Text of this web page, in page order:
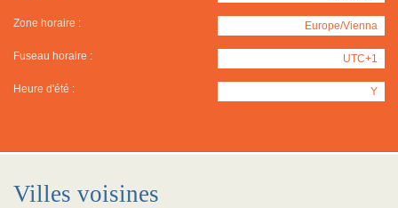
Zone horaire : Europe/Vienna
Fuseau horaire : UTC+1
Heure d'été : Y
Villes voisines